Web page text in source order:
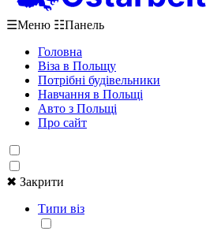
☰Меню ☷Панель
Головна
Віза в Польщу
Потрібні будівельники
Навчання в Польщі
Авто з Польщі
Про сайт
✖ Закрити
Типи віз